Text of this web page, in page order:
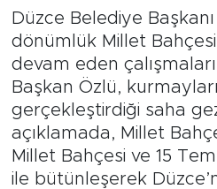
Düzce Belediye
dönümlük Millet
devam eden
Başkan Özlü,
gerçekleştirdiği saha
açıklamada, Millet
Millet Bahçesi ve 15
ile bütünleşerek
Öncü Radyo Dinle
Öncü TV İzle
Son Dakika Haberleri
Haber Arşivi